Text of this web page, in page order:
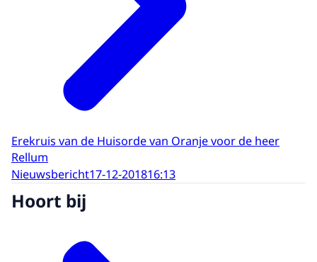
Erekruis van de Huisorde van Oranje voor de heer
Rellum
Nieuwsbericht17-12-201816:13
Hoort bij